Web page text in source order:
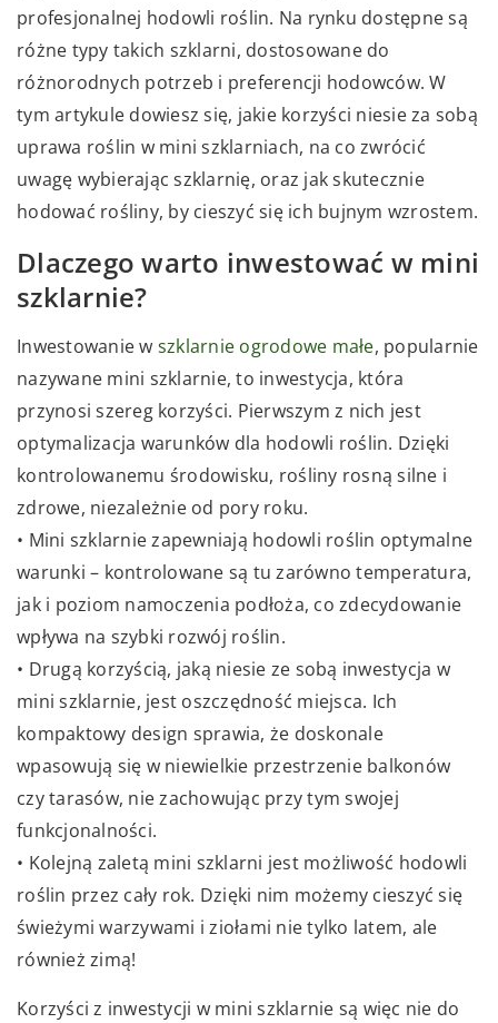
profesjonalnej hodowli roślin. Na rynku dostępne są
różne typy takich szklarni, dostosowane do
różnorodnych potrzeb i preferencji hodowców. W
tym artykule dowiesz się, jakie korzyści niesie za sobą
uprawa roślin w mini szklarniach, na co zwrócić
uwagę wybierając szklarnię, oraz jak skutecznie
hodować rośliny, by cieszyć się ich bujnym wzrostem.
Dlaczego warto inwestować w mini
szklarnie?
Inwestowanie w szklarnie ogrodowe małe, popularnie
nazywane mini szklarnie, to inwestycja, która
przynosi szereg korzyści. Pierwszym z nich jest
optymalizacja warunków dla hodowli roślin. Dzięki
kontrolowanemu środowisku, rośliny rosną silne i
zdrowe, niezależnie od pory roku.
• Mini szklarnie zapewniają hodowli roślin optymalne
warunki – kontrolowane są tu zarówno temperatura,
jak i poziom namoczenia podłoża, co zdecydowanie
wpływa na szybki rozwój roślin.
• Drugą korzyścią, jaką niesie ze sobą inwestycja w
mini szklarnie, jest oszczędność miejsca. Ich
kompaktowy design sprawia, że doskonale
wpasowują się w niewielkie przestrzenie balkonów
czy tarasów, nie zachowując przy tym swojej
funkcjonalności.
• Kolejną zaletą mini szklarni jest możliwość hodowli
roślin przez cały rok. Dzięki nim możemy cieszyć się
świeżymi warzywami i ziołami nie tylko latem, ale
również zimą!
Korzyści z inwestycji w mini szklarnie są więc nie do